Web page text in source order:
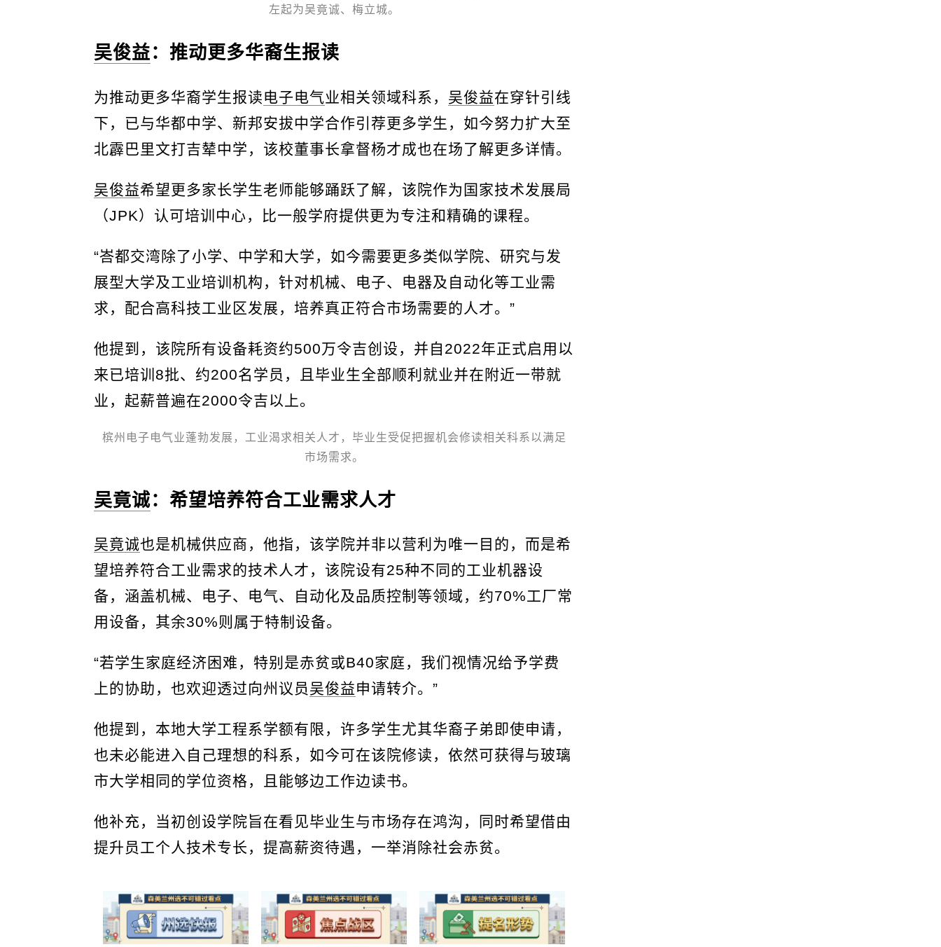
左起为吴竟诚、梅立城。
吴俊益：推动更多华裔生报读
为推动更多华裔学生报读电子电气业相关领域科系， 吴俊益在穿针引线
下，已与华都中学、新邦安拔中学合作引荐更多学生，如今努力扩大至
北霹巴里文打吉辇中学，该校董事长拿督杨才成也在场了解更多详情。
吴俊益希望更多家长学生老师能够踊跃了解，该院作为国家技术发展局
（JPK）认可培训中心，比一般学府提供更为专注和精确的课程。
“峇都交湾除了小学、中学和大学，如今需要更多类似学院、研究与发
展型大学及工业培训机构，针对机械、电子、电器及自动化等工业需
求，配合高科技工业区发展，培养真正符合市场需要的人才。”
他提到，该院所有设备耗资约500万令吉创设，并自2022年正式启用以
来已培训8批、约200名学员，且毕业生全部顺利就业并在附近一带就
业，起薪普遍在2000令吉以上。
槟州电子电气业蓬勃发展，工业渴求相关人才，毕业生受促把握机会修读相关科系以满足
市场需求。
吴竟诚：希望培养符合工业需求人才
吴竟诚也是机械供应商，他指，该学院并非以营利为唯一目的，而是希
望培养符合工业需求的技术人才，该院设有25种不同的工业机器设
备，涵盖机械、电子、电气、自动化及品质控制等领域，约70%工厂常
用设备，其余30%则属于特制设备。
“若学生家庭经济困难，特别是赤贫或B40家庭，我们视情况给予学费
上的协助，也欢迎透过向州议员 吴俊益申请转介。”
他提到，本地大学工程系学额有限，许多学生尤其华裔子弟即使申请，
也未必能进入自己理想的科系，如今可在该院修读，依然可获得与玻璃
市大学相同的学位资格，且能够边工作边读书。
他补充，当初创设学院旨在看见毕业生与市场存在鸿沟，同时希望借由
提升员工个人技术专长，提高薪资待遇，一举消除社会赤贫。